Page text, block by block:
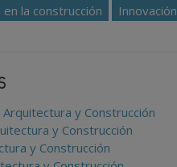
en la construcción Innovación
Arquitectura y Construcción
y Construcción
y Construcción